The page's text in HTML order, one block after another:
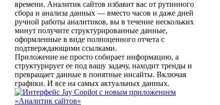
времени. Аналитик сайтов избавит вас от рутинного
сбора и анализа данных — вместо часов и даже дней
ручной работы аналитиков, вы в течение нескольких
минут получите структурированные данные,
оформленные в виде полноценного отчета с
подтверждающими ссылками.
Приложение не просто собирает информацию, а
структурирует ее под вашу задачу, находит тренды и
превращает данные в понятные инсайты. Включая
графики. И все на самых актуальных данных.